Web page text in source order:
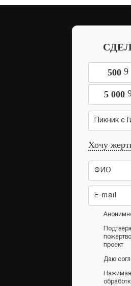
500 9
5 000
Пикник с
Хочу
проект
Даю
Нажимая